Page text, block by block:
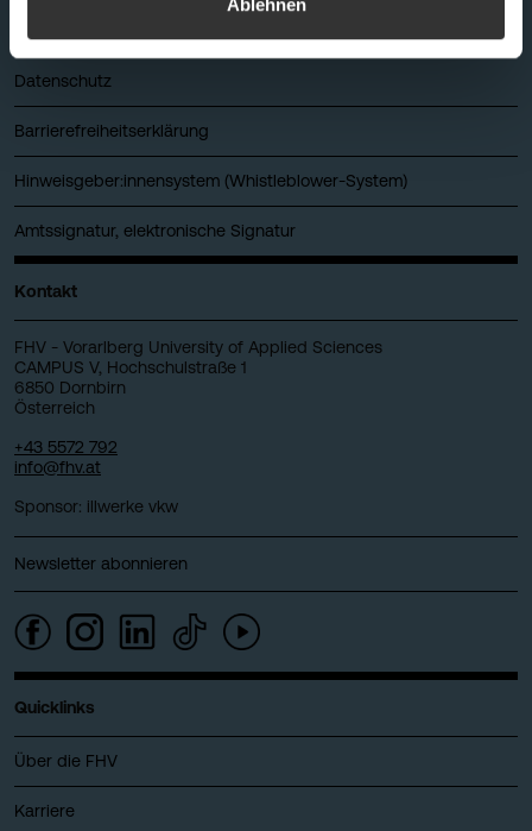
Datenschutz
Barrierefreiheitserklärung
Hinweisgeber:innensystem (Whistleblower-System)
Amtssignatur, elektronische Signatur
Kontakt
FHV - Vorarlberg University of Applied Sciences
CAMPUS V, Hochschulstraße 1
6850 Dornbirn
Österreich
+43 5572 792
info@fhv.at
Sponsor: illwerke vkw
Newsletter abonnieren
Quicklinks
Über die FHV
Karriere